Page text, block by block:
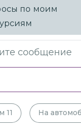
по моим
11 На